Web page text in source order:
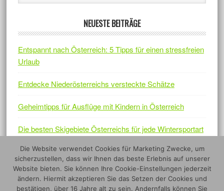
NEUESTE BEITRÄGE
Entspannt nach Österreich: 5 Tipps für einen stressfreien
Urlaub
Entdecke Niederösterreichs versteckte Schätze
Geheimtipps für Ausflüge mit Kindern in Österreich
Die besten Skigebiete Österreichs für jede Wintersportart
Österreichs Naturjuwelen – Fünf Nationalparks, die sich
lohnen
Die Website verwendet Cookies für Marketing Zwecke, um
sicherzustellen, dass wir Ihnen das beste Erlebnis auf unserer
Website bieten. Sie können Ihre Cookie-Einstellungen jederzeit
ändern. Hiermit akzeptieren Sie das Setzen der Cookies und
bestätigen, über 16 Jahre alt zu sein. Andernfalls können Sie